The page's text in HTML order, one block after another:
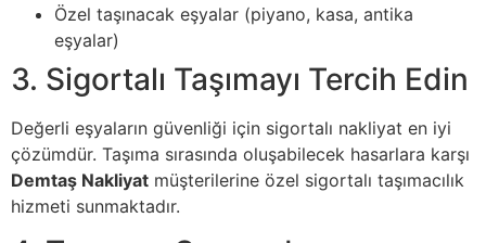
Özel taşınacak eşyalar (piyano, kasa, antika
eşyalar)
3. Sigortalı Taşımayı Tercih Edin
Değerli eşyaların güvenliği için sigortalı nakliyat en iyi
çözümdür. Taşıma sırasında oluşabilecek hasarlara karşı
Demtaş Nakliyat müşterilerine özel sigortalı taşımacılık
hizmeti sunmaktadır.